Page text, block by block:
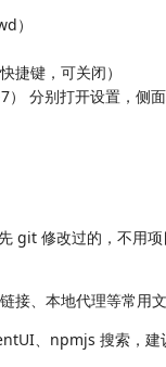
）
键，可关闭）
分别打开设置，侧
git 修改过的，不用
接、本地代理等常用
、npmjs 搜索，建